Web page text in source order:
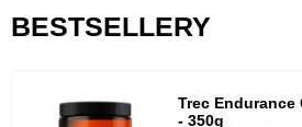
BESTSELLERY
Trec Endurance
- 350g